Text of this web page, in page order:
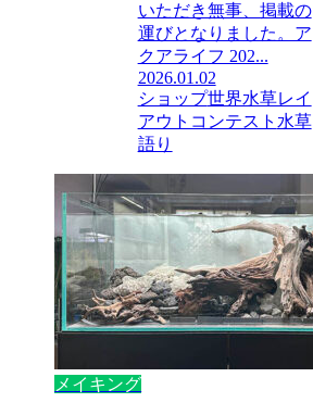
いただき無事、掲載の
運びとなりました。ア
クアライフ 202...
2026.01.02
ショップ世界水草レイ
アウトコンテスト 水草
語り
メイキング